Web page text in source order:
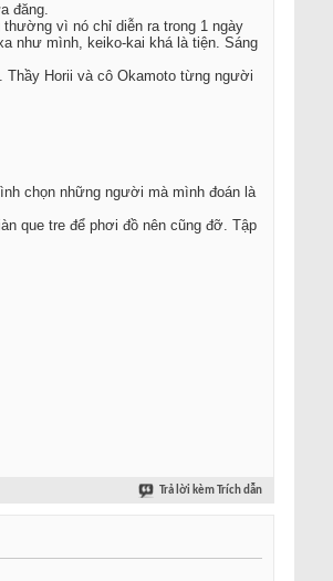
đăng.
vì nó chỉ diễn ra trong 1 ngày
như mình, keiko-kai khá là tiện. Sáng
Thầy Horii và cô Okamoto từng người
chọn những người mà mình đoán là
que tre để phơi đồ nên cũng đỡ. Tập
Trả lời kèm Trích dẫn